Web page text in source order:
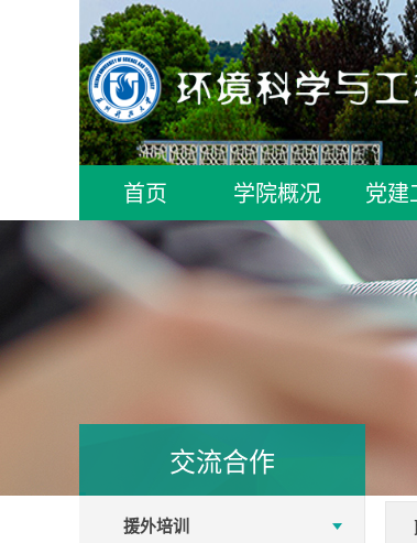
首页 学院概况 党建
交流合作
援外培训